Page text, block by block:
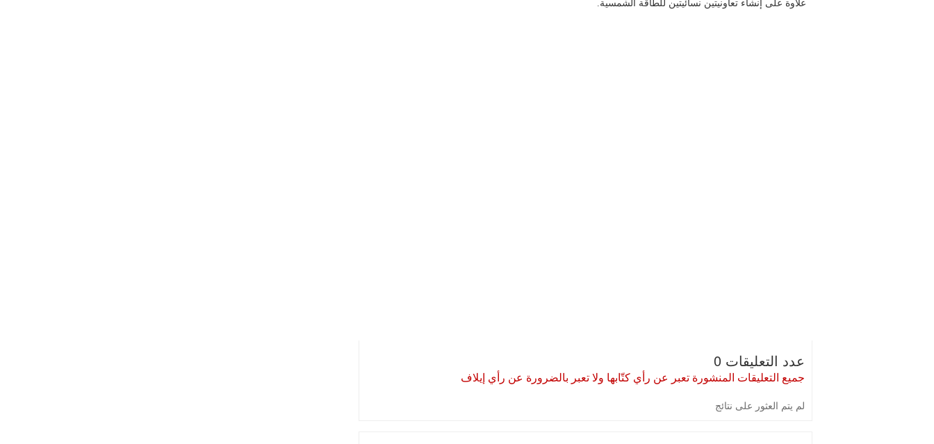
علاوة على إنشاء تعاونيتين نسائيتين للطاقة الشمسية.
عدد التعليقات 0
جميع التعليقات المنشورة تعبر عن رأي كتّابها ولا تعبر بالضرورة عن رأي إيلاف
لم يتم العثور على نتائج